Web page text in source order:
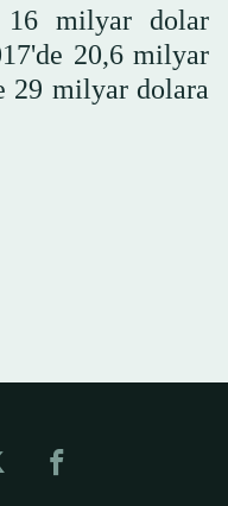
16 milyar dolar
20,6 milyar
29 milyar dolara